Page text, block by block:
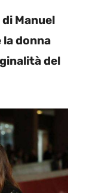
Manuel
la donna
del